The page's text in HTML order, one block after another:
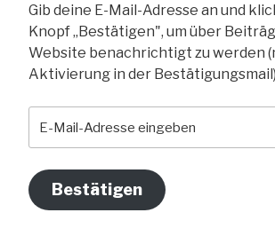
Gib deine E-Mail-Adresse an und
Knopf „Bestätigen", um über
Website benachrichtigt zu werden
Aktivierung in der
Mail-
eingeben
Bestätigen